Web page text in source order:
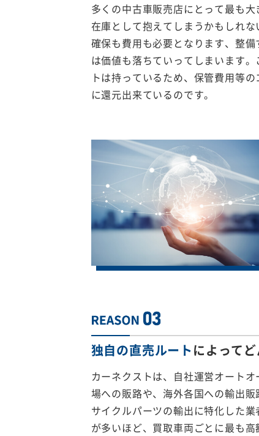
多くの中古車販売店にとって最も
在庫として抱えてしまうかもしれ
確保も費用も必要となります、整
は価値も落ちていってしまいます
トは持っているため、保管費用等
に還元出来ているのです。
独自の直売ルートによって
カーネクストは、自社運営オート
場への販路や、海外各国への輸出
サイクルパーツの輸出に特化した
が多いほど、買取車両ごとに最も